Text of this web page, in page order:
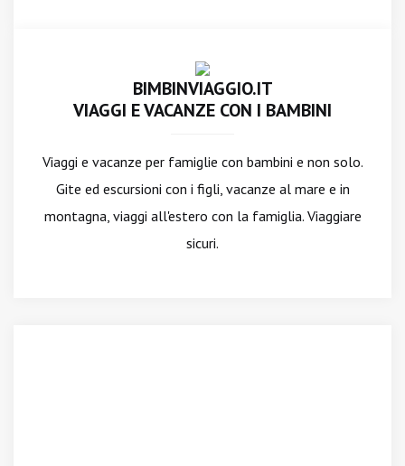
BIMBINVIAGGIO.IT
VIAGGI E VACANZE CON I BAMBINI
Viaggi e vacanze per famiglie con bambini e non solo.
Gite ed escursioni con i figli, vacanze al mare e in
montagna, viaggi all'estero con la famiglia. Viaggiare
sicuri.